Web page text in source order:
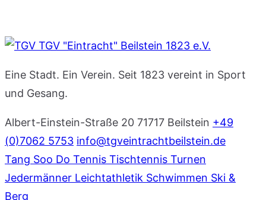
TGV "Eintracht" Beilstein 1823 e.V.
Eine Stadt. Ein Verein. Seit 1823 vereint in Sport
und Gesang.
Albert-Einstein-Straße 20 71717 Beilstein +49
(0)7062 5753 info@tgveintrachtbeilstein.de
Tang Soo Do Tennis Tischtennis Turnen
Jedermänner Leichtathletik Schwimmen Ski &
Berg